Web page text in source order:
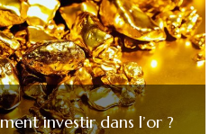
investir dans l’or ?